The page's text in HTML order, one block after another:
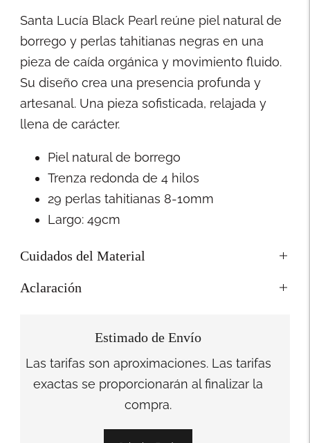
Santa Lucía Black Pearl reúne piel natural de
borrego y perlas tahitianas negras en una
pieza de caída orgánica y movimiento fluido.
Su diseño crea una presencia profunda y
artesanal. Una pieza sofisticada, relajada y
llena de carácter.
Piel natural de borrego
Trenza redonda de 4 hilos
29 perlas tahitianas 8-10mm
Largo: 49cm
Cuidados del Material
Aclaración
Estimado de Envío
Las tarifas son aproximaciones. Las tarifas
exactas se proporcionarán al finalizar la
compra.